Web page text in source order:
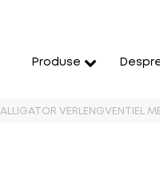
Produse
ALLIGATOR VERLENGVENTIEL